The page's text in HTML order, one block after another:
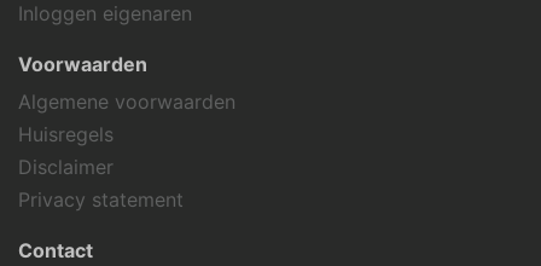
Inloggen eigenaren
Voorwaarden
Algemene voorwaarden
Huisregels
Disclaimer
Privacy statement
Contact